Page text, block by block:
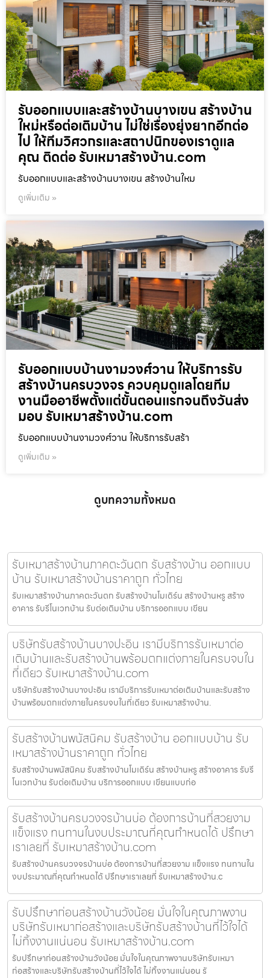
รับออกแบบและสร้างบ้านบางเขน สร้างบ้าน
ใหม่หรือต่อเติมบ้าน ไม่ใช่เรื่องยุ่งยากอีกต่อ
ไป ให้ทีมวิศวกรและสถาปนิกของเราดูแล
คุณ ติดต่อ รับเหมาสร้างบ้าน.com
รับออกแบบและสร้างบ้านบางเขน สร้างบ้านใหม
ดูเพิ่มเติม »
รับออกแบบบ้านงามวงศ์วาน ให้บริการรับ
สร้างบ้านครบวงจร ควบคุมดูแลโดยทีม
งานมืออาชีพตั้งแต่ขั้นตอนแรกจนถึงวันส่ง
มอบ รับเหมาสร้างบ้าน.com
รับออกแบบบ้านงามวงศ์วาน ให้บริการรับสร้า
ดูเพิ่มเติม »
ดูบทความทั้งหมด
รับเหมาสร้างบ้านภาคตะวันตก รับสร้างบ้าน ออกแบบ
บ้าน รับเหมาสร้างบ้านราคาถูก ทั่วไทย
รับเหมาสร้างบ้านภาคตะวันตก รับสร้างบ้านโมเดิร์น สร้างบ้านหรู สร้าง
อาคาร รับรีโนเวทบ้าน รับต่อเติมบ้าน บริการออกแบบ เขียน
บริษัทรับสร้างบ้านบางปะอิน เรามีบริการรับเหมาต่อ
เติมบ้านและรับสร้างบ้านพร้อมตกแต่งภายในครบจบใน
ที่เดียว รับเหมาสร้างบ้าน.com
บริษัทรับสร้างบ้านบางปะอิน เรามีบริการรับเหมาต่อเติมบ้านและรับสร้าง
บ้านพร้อมตกแต่งภายในครบจบในที่เดียว รับเหมาสร้างบ้าน.
รับสร้างบ้านพนัสนิคม รับสร้างบ้าน ออกแบบบ้าน รับ
เหมาสร้างบ้านราคาถูก ทั่วไทย
รับสร้างบ้านพนัสนิคม รับสร้างบ้านโมเดิร์น สร้างบ้านหรู สร้างอาคาร รับรี
โนเวทบ้าน รับต่อเติมบ้าน บริการออกแบบ เขียนแบบก่อ
รับสร้างบ้านครบวงจรบ้านบ่อ ต้องการบ้านที่สวยงาม
แข็งแรง ทนทานในงบประมาณที่คุณกำหนดได้ ปรึกษา
เราเลยที่ รับเหมาสร้างบ้าน.com
รับสร้างบ้านครบวงจรบ้านบ่อ ต้องการบ้านที่สวยงาม แข็งแรง ทนทานใน
งบประมาณที่คุณกำหนดได้ ปรึกษาเราเลยที่ รับเหมาสร้างบ้าน.c
รับปรึกษาก่อนสร้างบ้านวังน้อย มั่นใจในคุณภาพงาน
บริษัทรับเหมาก่อสร้างและบริษัทรับสร้างบ้านที่ไว้ใจได้
ไม่ทิ้งงานแน่นอน รับเหมาสร้างบ้าน.com
รับปรึกษาก่อนสร้างบ้านวังน้อย มั่นใจในคุณภาพงานบริษัทรับเหมา
ก่อสร้างและบริษัทรับสร้างบ้านที่ไว้ใจได้ ไม่ทิ้งงานแน่นอน รั